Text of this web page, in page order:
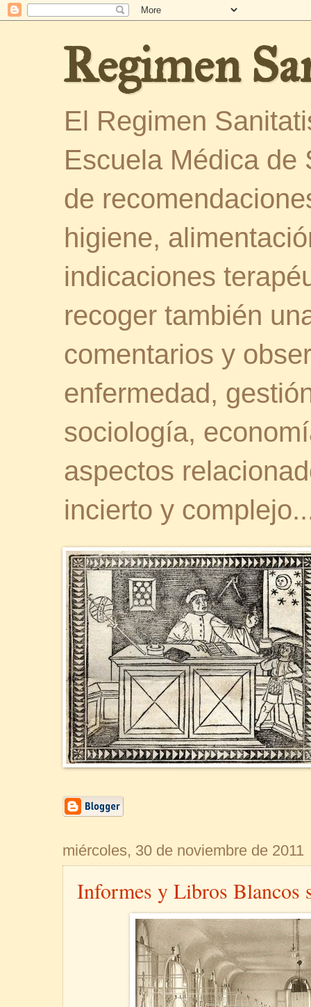
Regimen
El Regimen
Escuela Médica de
de
higiene,
indicaciones
recoger también
comentarios y
enfermedad,
sociología,
aspectos
incierto y
miércoles, 30 de noviembre de 2011
Informes y Libros Blancos